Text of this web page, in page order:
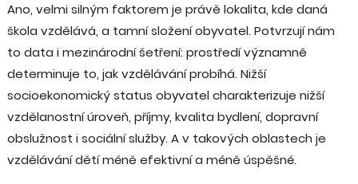
Ano, velmi silným faktorem je právě lokalita, kde daná
škola vzdělává, a tamní složení obyvatel. Potvrzují nám
to data i mezinárodní šetření: prostředí významně
determinuje to, jak vzdělávání probíhá. Nižší
socioekonomický status obyvatel charakterizuje nižší
vzdělanostní úroveň, příjmy, kvalita bydlení, dopravní
obslužnost i sociální služby. A v takových oblastech je
vzdělávání dětí méně efektivní a méně úspěšné.